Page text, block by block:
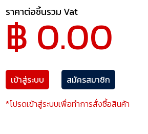
ราคาต่อชิ้นรวม Vat
฿ 0.00
เข้าสู่ระบบ
สมัครสมาชิก
*โปรดเข้าสู่ระบบเพื่อทำการสั่งซื้อสินค้า